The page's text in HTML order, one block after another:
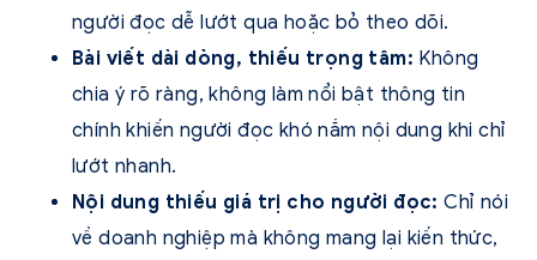
người đọc dễ lướt qua hoặc bỏ theo dõi.
Bài viết dài dòng, thiếu trọng tâm: Không
chia ý rõ ràng, không làm nổi bật thông tin
chính khiến người đọc khó nắm nội dung khi chỉ
lướt nhanh.
Nội dung thiếu giá trị cho người đọc:Chỉ nói
về doanh nghiệp mà không mang lại kiến thức,